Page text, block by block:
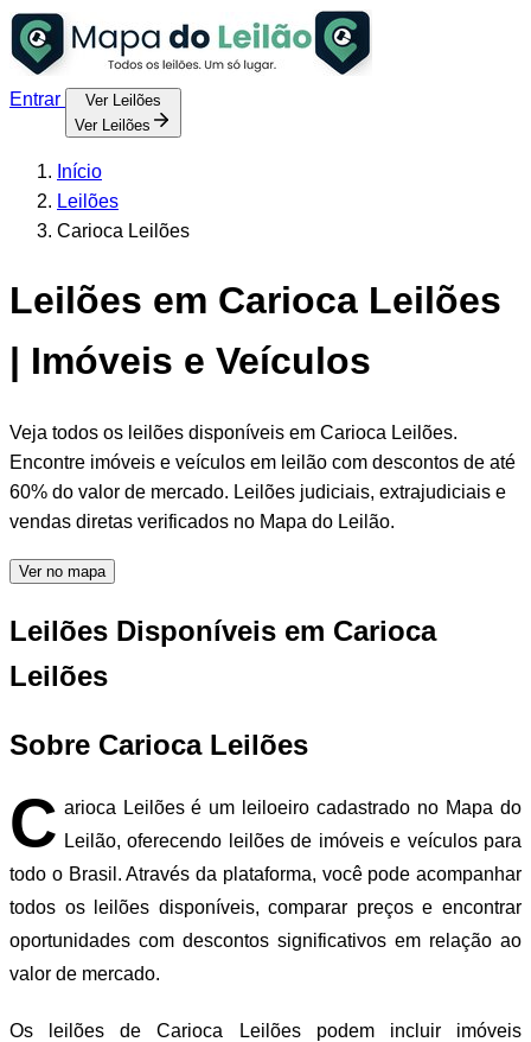
Entrar
Ver Leilões
Ver Leilões
Início
Leilões
Carioca Leilões
Leilões em Carioca Leilões
| Imóveis e Veículos
Veja todos os leilões disponíveis em Carioca Leilões.
Encontre imóveis e veículos em leilão com descontos de até
60% do valor de mercado. Leilões judiciais, extrajudiciais e
vendas diretas verificados no Mapa do Leilão.
Ver no mapa
Leilões Disponíveis em Carioca
Leilões
Sobre Carioca Leilões
C arioca Leilões é um leiloeiro cadastrado no Mapa do
Leilão, oferecendo leilões de imóveis e veículos para
todo o Brasil. Através da plataforma, você pode acompanhar
todos os leilões disponíveis, comparar preços e encontrar
oportunidades com descontos significativos em relação ao
valor de mercado.
Os leilões de Carioca Leilões podem incluir imóveis